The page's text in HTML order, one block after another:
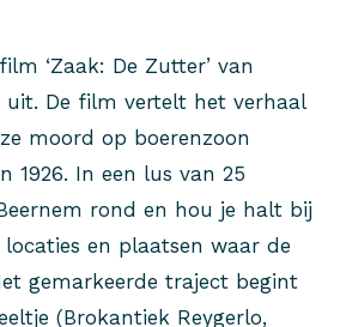
‘Zaak: De Zutter’ van
uit. De film vertelt het verhaal
moord op boerenzoon
1926. In een lus van 25
rond en hou je halt bij
en plaatsen waar de
gemarkeerde traject begint
(Brokantiek Reygerlo,